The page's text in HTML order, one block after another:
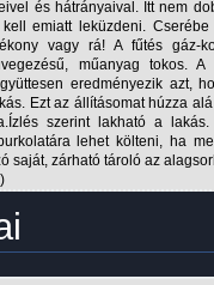
és hátrányaival. Itt nem
emiatt leküzdeni.
vagy rá! A fűtés gáz-
műanyag tokos. A
eredményezik azt,
Ezt az állításomat húzza
szerint lakható a lakás.
lehet költeni, ha
saját, zárható tároló az